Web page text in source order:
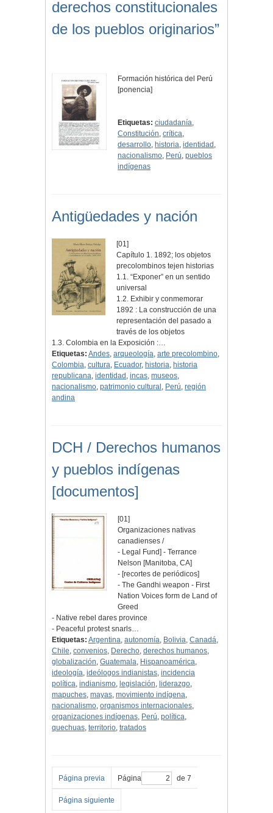
derechos constitucionales
de los pueblos originarios”
Formación histórica del Perú
[ponencia]
Etiquetas: ciudadanía,
Constitución,crítica,
desarrollo, historia,identidad ,
nacionalismo, Perú,pueblos
indígenas
Antigüedades y nación
[01]
Capítulo 1. 1892; los objetos
precolombinos tejen historias
1.1. “Exponer” en un sentido
universal
1.2. Exhibir y conmemorar
1892 : La construcción de una
representación del pasado a
través de los objetos
1.3. Colombia en la Exposición :…
Etiquetas: Andes, arqueología, arte precolombino,
Colombia, cultura, Ecuador, historia, historia
republicana, identidad , incas, museos,
nacionalismo, patrimonio cultural , Perú, región
andina
DCH / Derechos humanos
y pueblos indígenas
[documentos]
[01]
Organizaciones nativas
canadienses /
- Legal Fund] - Terrance
Nelson [Manitoba, CA]
- [recortes de periódicos]
- The Gandhi weapon - First
Nation Voices form de Land of
Greed
- Native rebel dares province
- Peaceful protest snarls…
Etiquetas: Argentina, autonomía, Bolivia, Canadá,
Chile, convenios, Derecho, derechos humanos,
globalización, Guatemala, Hispanoamérica,
ideología, ideólogos indianistas, incidencia
política, indianismo, legislación, liderazgo,
mapuches, mayas, movimiento indígena,
nacionalismo, organismos internacionales,
organizaciones indígenas, Perú, política,
quechuas, territorio, tratados
Página previa Página de 7
Página siguiente